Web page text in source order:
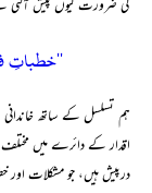
کی ضرورت کیوں پیش آگئی
’’خطباتِ
ہم تسلسل کے ساتھ
اقدار کے دائرے میں
درپیش ہیں، جو مشکلات